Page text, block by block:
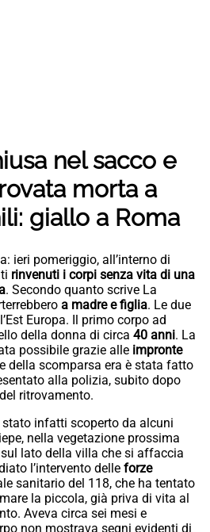
nel sacco e
morta a
giallo a Roma
ieri pomeriggio, all’interno di
rinvenuti i corpi senza vita di una
. Secondo quanto scrive La
a madre e figlia. Le due
Europa. Il primo corpo ad
della donna di circa 40 anni. La
possibile grazie alle impronte
della scomparsa era è stata fatto
alla polizia, subito dopo
ritrovamento.
infatti scoperto da alcuni
nella vegetazione prossima
lato della villa che si affaccia
l’intervento delle forze
sanitario del 118, che ha tentato
la piccola, già priva di vita al
Aveva circa sei mesi e
non mostrava segni evidenti di